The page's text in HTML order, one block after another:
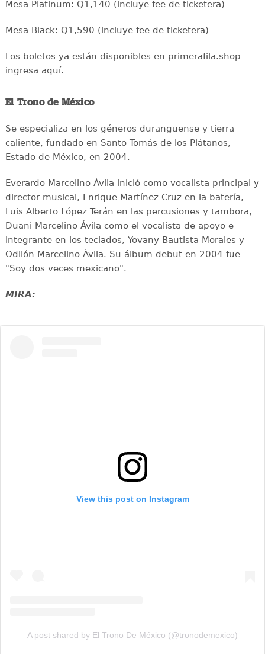
Mesa Platinum: Q1,140 (incluye fee de ticketera)
Mesa Black: Q1,590 (incluye fee de ticketera)
Los boletos ya están disponibles en primerafila.shop
ingresa aquí.
El Trono de México
Se especializa en los géneros duranguense y tierra
caliente, fundado en Santo Tomás de los Plátanos,
Estado de México, en 2004.
Everardo Marcelino Ávila inició como vocalista principal y
director musical, Enrique Martínez Cruz en la batería,
Luis Alberto López Terán en las percusiones y tambora,
Duani Marcelino Ávila como el vocalista de apoyo e
integrante en los teclados, Yovany Bautista Morales y
Odilón Marcelino Ávila. Su álbum debut en 2004 fue
"Soy dos veces mexicano".
MIRA:
View this post on Instagram
A post shared by El Trono De México (@tronodemexico)